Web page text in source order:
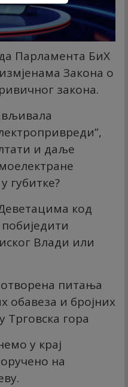
Парламента БиХ
Закона о
закона.
и даље
губитке?
код
Влади или
питања
и бројних
Трговска гора
у крај
на